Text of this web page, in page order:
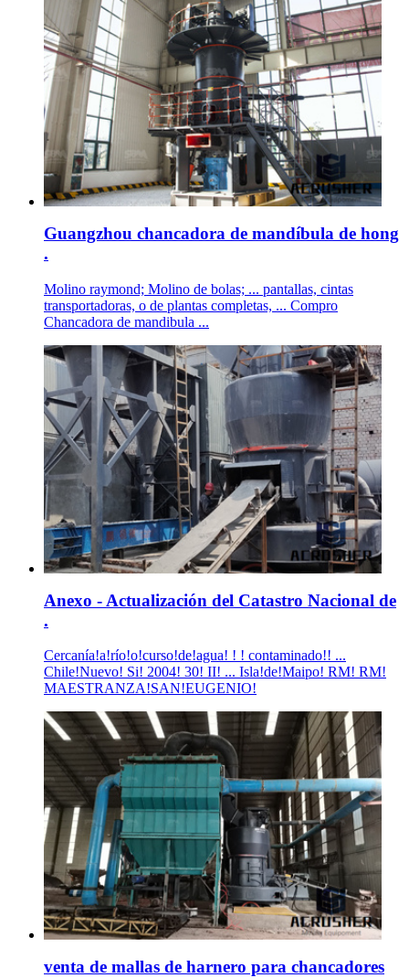
Guangzhou chancadora de mandíbula de hong
.
Molino raymond; Molino de bolas; ... pantallas, cintas
transportadoras, o de plantas completas, ... Compro
Chancadora de mandibula ...
Anexo - Actualización del Catastro Nacional de
.
Cercanía!a!río!o!curso!de!agua! ! ! contaminado!! ...
Chile!Nuevo! Si! 2004! 30! II! ... Isla!de!Maipo! RM! RM!
MAESTRANZA!SAN!EUGENIO!
venta de mallas de harnero para chancadores